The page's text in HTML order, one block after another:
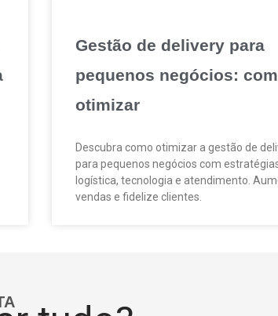
Gestão de delivery para
pequenos negócios:
otimizar
Descubra como otimizar a gestão de
para pequenos negócios com
logística, tecnologia e atendimento.
vendas e fidelize clientes.